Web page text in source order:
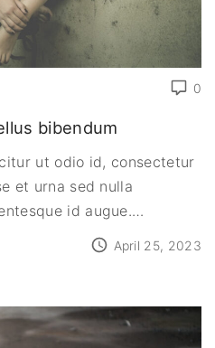
0
bibendum
ut odio id, consectetur
et urna sed nulla
id augue.…
April 25, 2023